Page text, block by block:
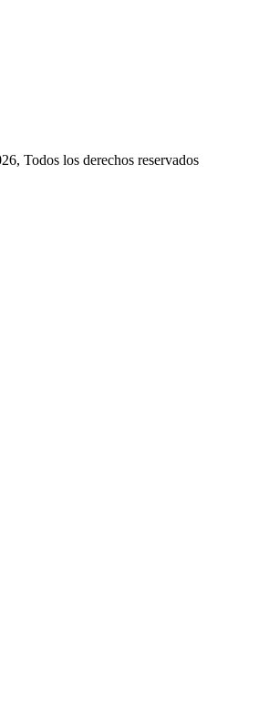
Todos los derechos reservados